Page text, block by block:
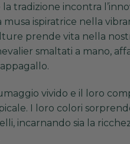
tradizione incontra
musa ispiratrice nella
prende vita nella
smaltati a mano,
vivido e il loro
I loro colori
incarnando sia la